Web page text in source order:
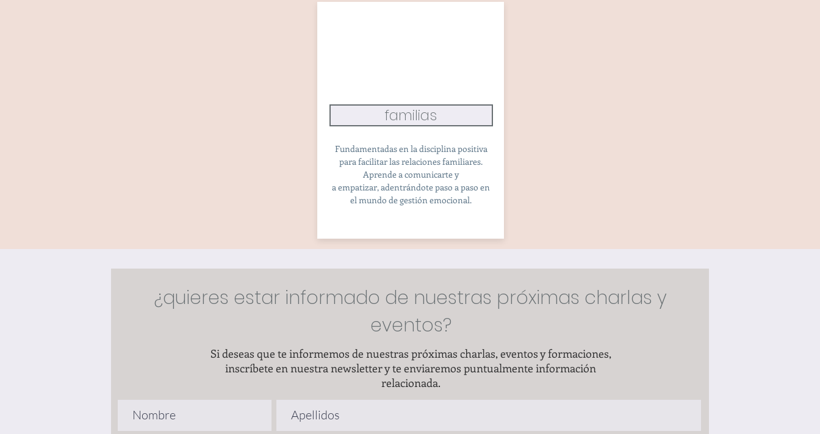
familias
Fundamentadas en la disciplina positiva
para facilitar las relaciones familiares.
Aprende a comunicarte y
a empatizar, adentrándote paso a paso en
el mundo de gestión emocional.
¿quieres estar informado de nuestras próximas charlas y
eventos?
Si deseas que te informemos de nuestras próximas charlas, eventos y formaciones,
inscríbete en nuestra newsletter y te enviaremos puntualmente información
relacionada.